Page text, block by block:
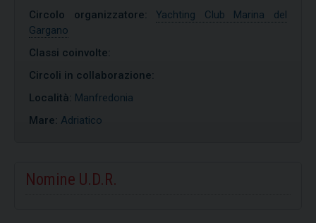
Circolo organizzatore:
Yachting Club Marina del
Gargano
Classi coinvolte:
Circoli in collaborazione:
Località: Manfredonia
Mare: Adriatico
Nomine U.D.R.